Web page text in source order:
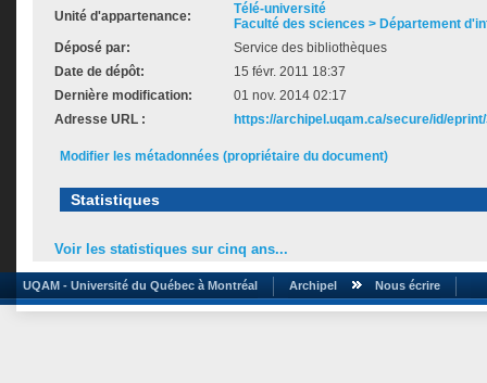
Unité d'appartenance:
Télé-université
Faculté des sciences > Département
Déposé par:
Service des bibliothèques
Date de dépôt:
15 févr. 2011 18:37
Dernière modification:
01 nov. 2014 02:17
Adresse URL :
https://archipel.uqam.ca/secure/id/
Modifier les métadonnées (propriétaire du document)
Statistiques
Voir les statistiques sur cinq ans...
UQAM - Université du Québec à Montréal Archipel Nous écrire